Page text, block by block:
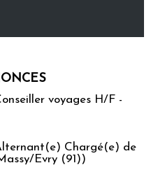
voyages H/F -
Chargé(e) de
Evry (91))